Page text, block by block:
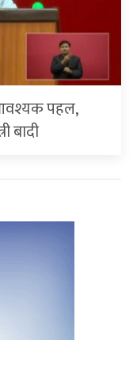
आवश्यक पहल,
बादी